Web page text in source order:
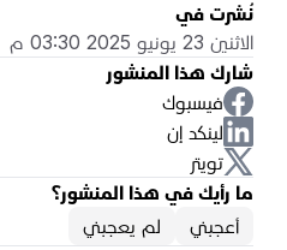
نُشرت في
الاثنين 23 يونيو 2025 03:30 م
شارك هذا المنشور
فيسبوك
لينكد إن
تويتر
ما رأيك في هذا المنشور؟
أعجبني
لم يعجبني